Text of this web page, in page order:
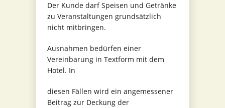
Der Kunde darf Speisen und Getränke
zu Veranstaltungen grundsätzlich
nicht mitbringen.
Ausnahmen bedürfen einer
Vereinbarung in Textform mit dem
Hotel. In
diesen Fällen wird ein angemessener
Beitrag zur Deckung der